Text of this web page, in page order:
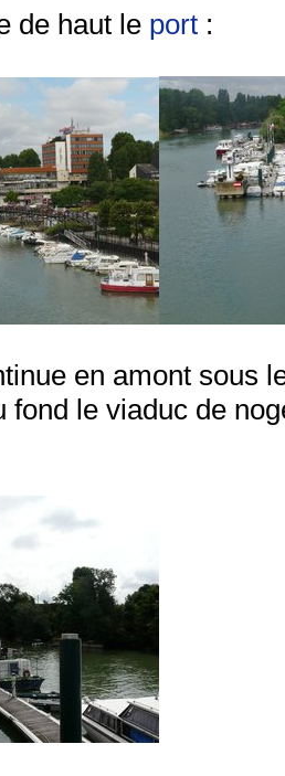
de haut le port :
en amont sous
fond le viaduc de